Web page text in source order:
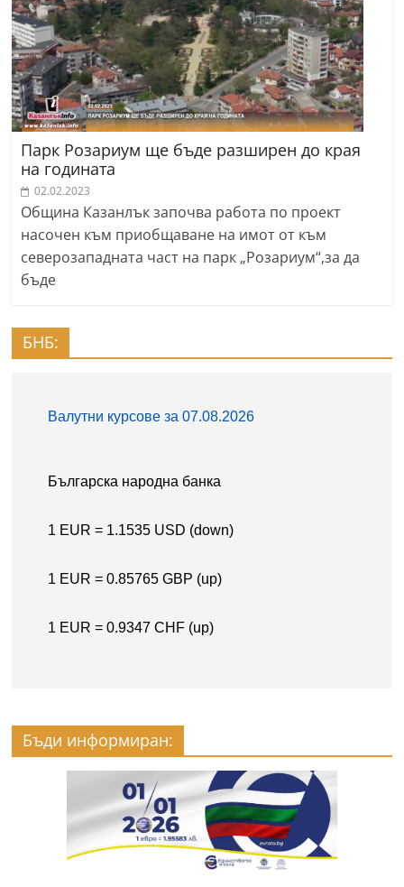
Парк Розариум ще бъде разширен до края
на годината
02.02.2023
Община Казанлък започва работа по проект
насочен към приобщаване на имот от към
северозападната част на парк „Розариум“,за да
бъде
БНБ:
Бъди информиран: